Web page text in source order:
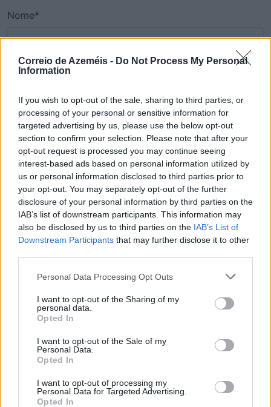
Correio de Azeméis - Do Not Process My Personal
Information
If you wish to opt-out of the sale, sharing to third parties, or
processing of your personal or sensitive information for
targeted advertising by us, please use the below opt-out
section to confirm your selection. Please note that after your
opt-out request is processed you may continue seeing
interest-based ads based on personal information utilized by
us or personal information disclosed to third parties prior to
your opt-out. You may separately opt-out of the further
disclosure of your personal information by third parties on the
IAB’s list of downstream participants. This information may
also be disclosed by us to third parties on the IAB’s List of
Downstream Participants that may further disclose it to other
Personal Data Processing Opt Outs
I want to opt-out of the Sharing of my
personal data.
Opted In
I want to opt-out of the Sale of my
Personal Data.
Opted In
I want to opt-out of processing my
Personal Data for Targeted Advertising.
Opted In
Nome*
Email*
Telemóvel*
Comentário*
Comentar